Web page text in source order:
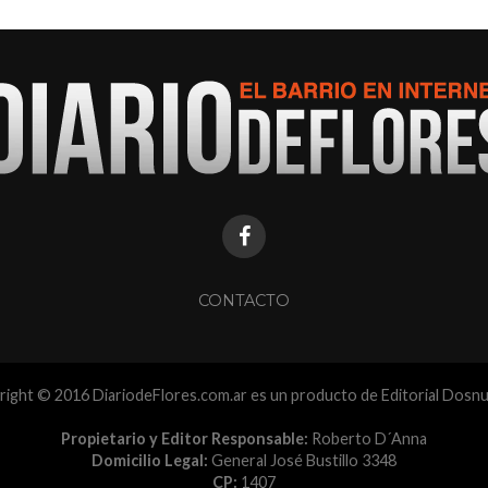
CONTACTO
© 2016 DiariodeFlores.com.ar es un producto de Editorial
Propietario y Editor Responsable: Roberto D´Anna
Domicilio Legal: General José Bustillo 3348
CP: 1407